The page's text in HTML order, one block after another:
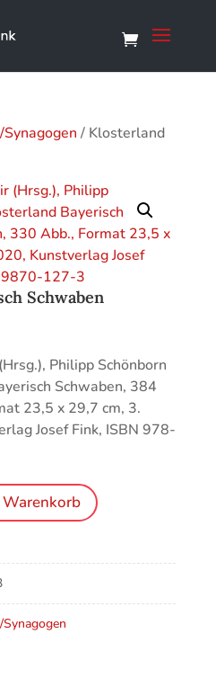
/ Klosterland
Schwaben
Philipp Schönborn
Schwaben, 384
23,5 x 29,7 cm, 3.
Josef Fink, ISBN 978-
Warenkorb